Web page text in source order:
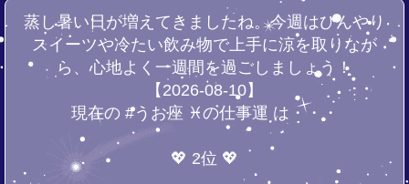
蒸し暑い日が増えてきましたね。今週はひんやり
スイーツや冷たい飲み物で上手に涼を取りなが
ら、心地よく一週間を過ごしましょう！
【2026-08-10】
現在の #うお座 ♓の仕事運 は・・・
💖 2位 💖